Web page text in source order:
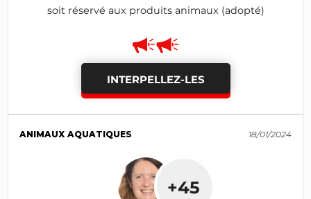
soit réservé aux produits animaux (adopté)
INTERPELLEZ-LES
ANIMAUX AQUATIQUES 18/01/2024
+45